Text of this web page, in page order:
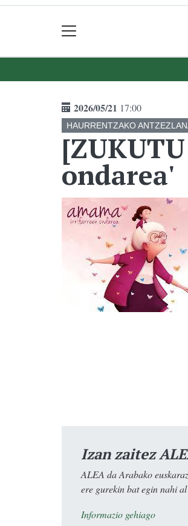
2026/05/21 17:00
HAURRENTZAKO
ondarea'
Izan zaitez
ALEA da Arabako
ere gurekin bat egin nahi
Informazio gehiago